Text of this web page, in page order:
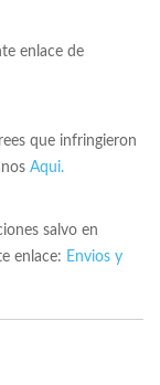
enlace de
que infringieron
Aqui.
salvo en
enlace: Envios y